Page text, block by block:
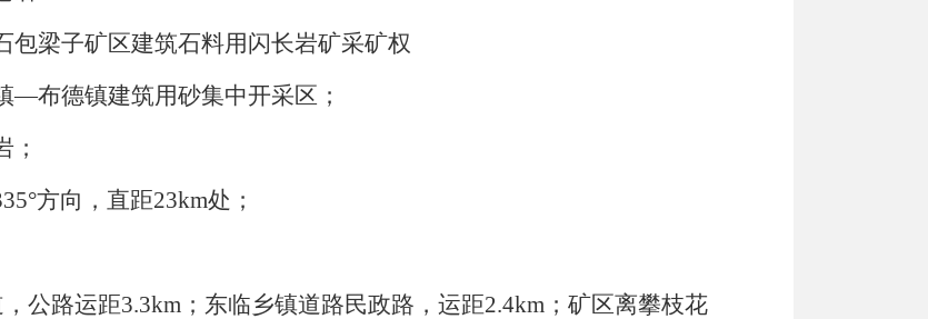
包梁子矿区建筑石料用闪长岩矿采矿权
—布德镇建筑用砂集中开采区；
；
方向，直距23km处；
公路运距3.3km ；东临乡镇道路民政路，运距2.4km ；矿区离攀枝花